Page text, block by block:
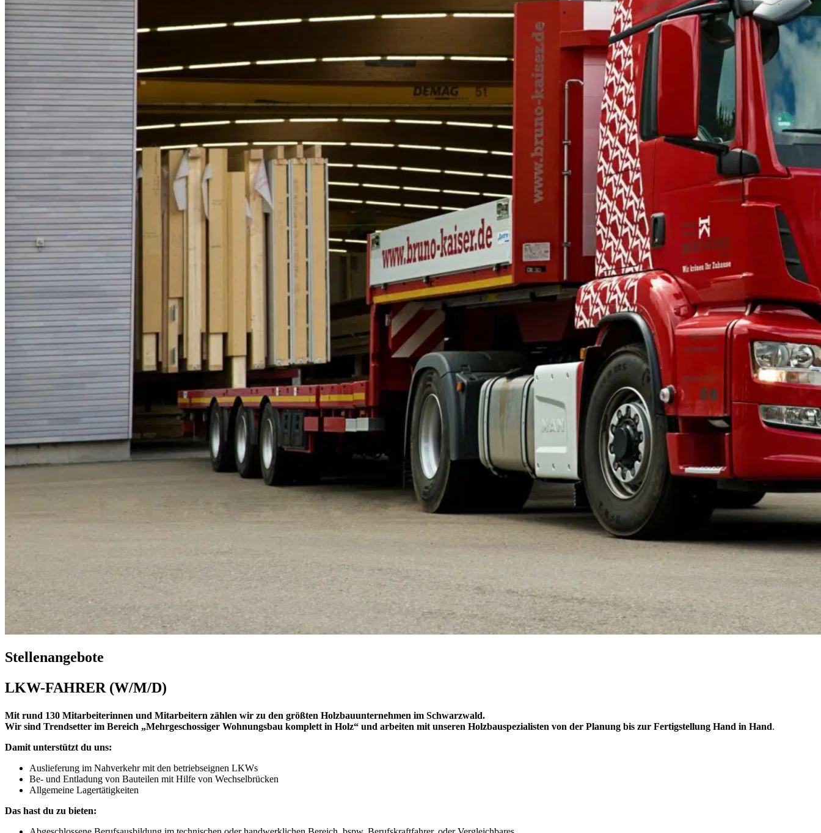
Stellenangebote
LKW-FAHRER (W/M/D)
Mit rund 130 Mitarbeiterinnen und Mitarbeitern zählen wir zu den größten Holzbauunternehmen im Schwarzwald.
Wir sind Trendsetter im Bereich „Mehrgeschossiger Wohnungsbau komplett in Holz“ und arbeiten mit unseren Holzbauspezialisten von der Planung bis zur Fertigstellung Hand in Hand.
Damit unterstützt du uns:
Auslieferung im Nahverkehr mit den betriebseignen LKWs
Be- und Entladung von Bauteilen mit Hilfe von Wechselbrücken
Allgemeine Lagertätigkeiten
Das hast du zu bieten: